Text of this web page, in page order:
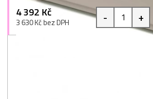
4 392 Kč
3 630 Kč bez DPH - +